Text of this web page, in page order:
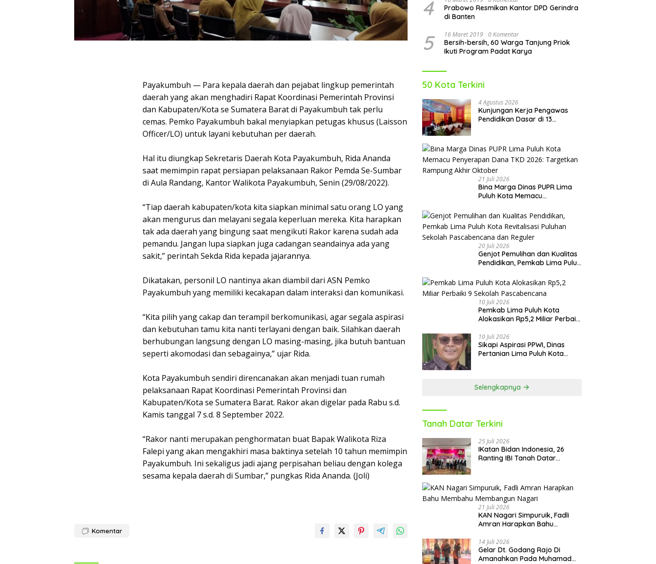
Payakumbuh — Para kepala daerah dan pejabat lingkup pemerintah
daerah yang akan menghadiri Rapat Koordinasi Pemerintah Provinsi
dan Kabupaten/Kota se Sumatera Barat di Payakumbuh tak perlu
cemas. Pemko Payakumbuh bakal menyiapkan petugas khusus (Laisson
Officer/LO) untuk layani kebutuhan per daerah.
Hal itu diungkap Sekretaris Daerah Kota Payakumbuh, Rida Ananda
saat memimpin rapat persiapan pelaksanaan Rakor Pemda Se-Sumbar
di Aula Randang, Kantor Walikota Payakumbuh, Senin (29/08/2022).
“Tiap daerah kabupaten/kota kita siapkan minimal satu orang LO yang
akan mengurus dan melayani segala keperluan mereka. Kita harapkan
tak ada daerah yang bingung saat mengikuti Rakor karena sudah ada
pemandu. Jangan lupa siapkan juga cadangan seandainya ada yang
sakit,” perintah Sekda Rida kepada jajarannya.
Dikatakan, personil LO nantinya akan diambil dari ASN Pemko
Payakumbuh yang memiliki kecakapan dalam interaksi dan komunikasi.
“Kita pilih yang cakap dan terampil berkomunikasi, agar segala aspirasi
dan kebutuhan tamu kita nanti terlayani dengan baik. Silahkan daerah
berhubungan langsung dengan LO masing-masing, jika butuh bantuan
seperti akomodasi dan sebagainya,” ujar Rida.
Kota Payakumbuh sendiri direncanakan akan menjadi tuan rumah
pelaksanaan Rapat Koordinasi Pemerintah Provinsi dan
Kabupaten/Kota se Sumatera Barat. Rakor akan digelar pada Rabu s.d.
Kamis tanggal 7 s.d. 8 September 2022.
“Rakor nanti merupakan penghormatan buat Bapak Walikota Riza
Falepi yang akan mengakhiri masa baktinya setelah 10 tahun memimpin
Payakumbuh. Ini sekaligus jadi ajang perpisahan beliau dengan kolega
sesama kepala daerah di Sumbar,” pungkas Rida Ananda. (Joli)
Komentar
4
Prabowo Resmikan Kantor DPD Gerindra
di Banten
5 16 Maret 2019 0 Komentar
Bersih-bersih, 60 Warga Tanjung Priok
Ikuti Program Padat Karya
50 Kota Terkini
4 Agustus 2026
Kunjungan Kerja Pengawas
Pendidikan Dasar di 13
Optimis Bawa Perubahan Maju
21 Juli 2026
Bina Marga Dinas PUPR Lima
Puluh Kota Memacu
Targetkan Rampung Akhir
Oktober
20 Juli 2026
Genjot Pemulihan dan Kualitas
Pendidikan, Pemkab Lima Puluh
Sekolah Pascabencana dan
Reguler
10 Juli 2026
Pemkab Lima Puluh Kota
Alokasikan Rp5,2 Miliar Perbaiki
10 Juli 2026
Sikapi Aspirasi PPWI, Dinas
Pertanian Lima Puluh Kota
Selengkapnya
Tanah Datar Terkini
25 Juli 2026
IKatan Bidan Indonesia, 26
Ranting IBI Tanah Datar
21 Juli 2026
KAN Nagari Simpuruik, Fadli
Amran Harapkan Bahu
14 Juli 2026
Gelar Dt. Godang Rajo Di
Amanahkan Pada Muhamad